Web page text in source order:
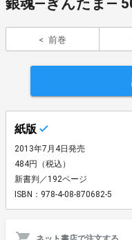
銀魂―ぎんたま―
前巻
紙版
2013年7月4日発売
484円（税込）
新書判／192ページ
ISBN：978-4-08-870682-5